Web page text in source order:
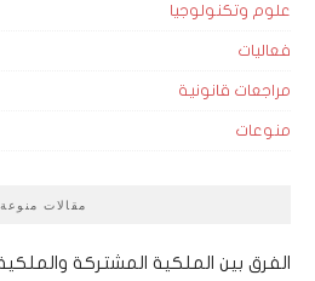
علوم وتكنولوجيا
فعاليات
مراجعات قانونية
منوعات
مقالات منوعة
الفرق بين الملكية المشتركة